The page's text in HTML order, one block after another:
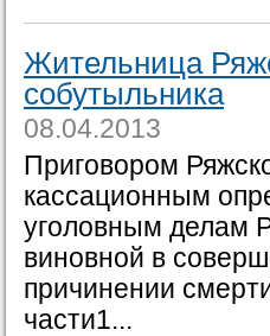
Жительница
собутыльника
08.04.2013
Приговором
кассационным
уголовным делам
виновной в
причинении
части1...